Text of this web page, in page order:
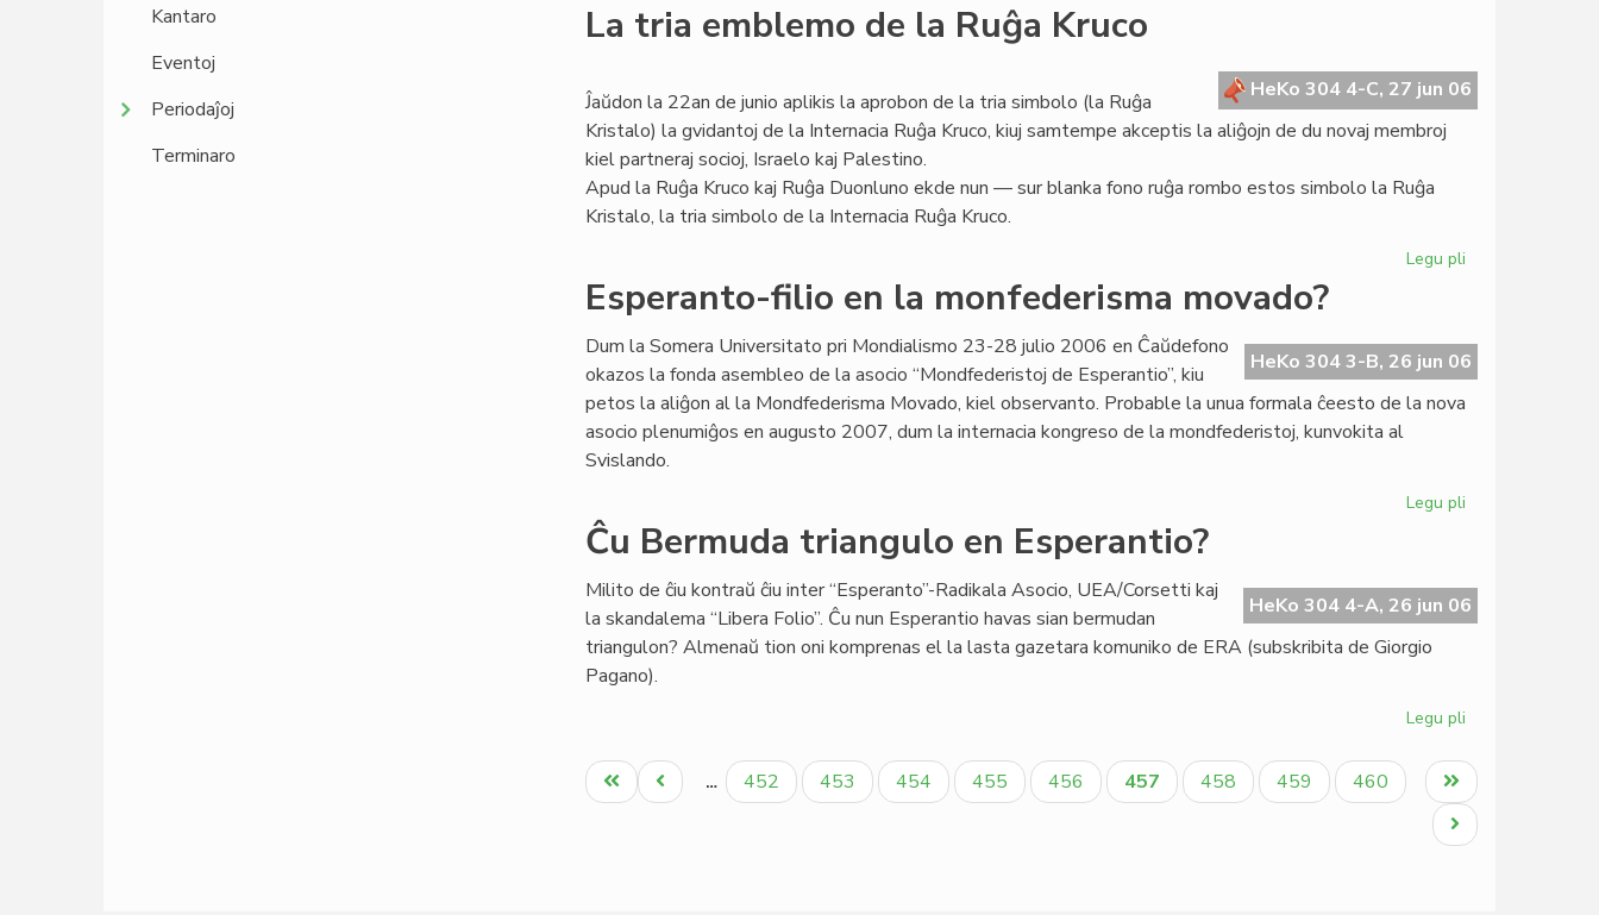
2089:
unua
La tria emblemo de la Ruĝa Kruco
HeKo 304 4-C, 27 jun 06
Ĵaŭdon la 22an de junio aplikis la aprobon de la tria simbolo (la Ruĝa
Kristalo) la gvidantoj de la Internacia Ruĝa Kruco, kiuj samtempe akceptis la aliĝojn de du novaj membroj
kiel partneraj socioj, Israelo kaj Palestino.
Apud la Ruĝa Kruco kaj Ruĝa Duonluno ekde nun — sur blanka fono ruĝa rombo estos simbolo la Ruĝa
Kristalo, la tria simbolo de la Internacia Ruĝa Kruco.
Legu pli
de
la
Esperanto-filio en la monfederisma movado?
HeKo 304 3-B, 26 jun 06
Dum la Somera Universitato pri Mondialismo 23-28 julio 2006 en Ĉaŭdefono
okazos la fonda asembleo de la asocio “Mondfederistoj de Esperantio”, kiu
petos la aliĝon al la Mondfederisma Movado, kiel observanto. Probable la unua formala ĉeesto de la nova
asocio plenumiĝos en augusto 2007, dum la internacia kongreso de la mondfederistoj, kunvokita al
Svislando.
Legu pli
la
monfederisma
Ĉu Bermuda triangulo en Esperantio?
HeKo 304 4-A, 26 jun 06
Milito de ĉiu kontraŭ ĉiu inter “Esperanto”-Radikala Asocio, UEA/Corsetti kaj
la skandalema “Libera Folio”. Ĉu nun Esperantio havas sian bermudan
triangulon? Almenaŭ tion oni komprenas el la lasta gazetara komuniko de ERA (subskribita de Giorgio
Pagano).
Legu pli
Bermuda
triangulo
en
Esperantio?
Pagination
Unua
paĝo
Antaŭa
paĝo
… Paĝo
452 Paĝo
453 Paĝo
454 Paĝo
455 Paĝo
456
Aktuala
paĝo
457 Paĝo
458 Paĝo
459 Paĝo
460
Last
page
Next
page
Kantaro
Eventoj
Periodaĵoj
Terminaro